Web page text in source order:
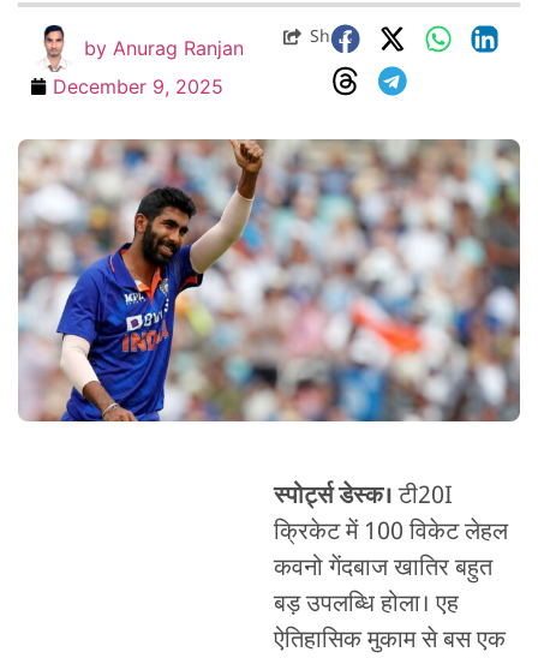
by Anurag Ranjan
December 9, 2025
Share
स्पोर्ट्स डेस्क।टी20I
क्रिकेट में 100 विकेट लेहल
कवनो गेंदबाज खातिर बहुत
बड़ उपलब्धि होला। एह
ऐतिहासिक मुकाम से बस एक